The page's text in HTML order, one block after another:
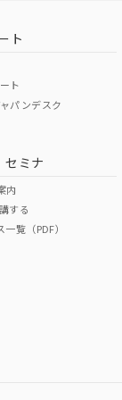
O
ページへ
ください
ト
ト
パンデスク
セミナ
内
する
覧（PDF）